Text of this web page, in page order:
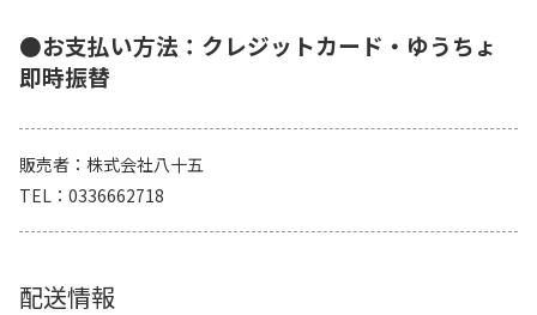
●お支払い方法：クレジットカード・ゆうちょ
即時振替
販売者
株式会社八十五
TEL
0336662718
配送情報